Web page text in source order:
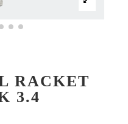
RACKET
3.4